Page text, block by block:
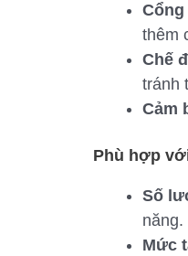
Cổng
thêm
Chế
tránh
Cảm
Phù hợp
Số
năng.
Mức